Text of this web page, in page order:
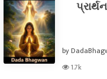
by
1.7k